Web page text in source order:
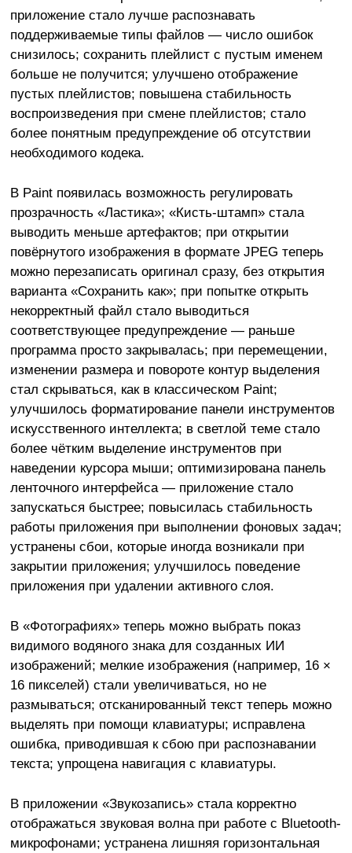
приложение стало лучше распознавать
поддерживаемые типы файлов — число ошибок
снизилось; сохранить плейлист с пустым именем
больше не получится; улучшено отображение
пустых плейлистов; повышена стабильность
воспроизведения при смене плейлистов; стало
более понятным предупреждение об отсутствии
необходимого кодека.
В Paint появилась возможность регулировать
прозрачность «Ластика»; «Кисть-штамп» стала
выводить меньше артефактов; при открытии
повёрнутого изображения в формате JPEG теперь
можно перезаписать оригинал сразу, без открытия
варианта «Сохранить как»; при попытке открыть
некорректный файл стало выводиться
соответствующее предупреждение — раньше
программа просто закрывалась; при перемещении,
изменении размера и повороте контур выделения
стал скрываться, как в классическом Paint;
улучшилось форматирование панели инструментов
искусственного интеллекта; в светлой теме стало
более чётким выделение инструментов при
наведении курсора мыши; оптимизирована панель
ленточного интерфейса — приложение стало
запускаться быстрее; повысилась стабильность
работы приложения при выполнении фоновых задач;
устранены сбои, которые иногда возникали при
закрытии приложения; улучшилось поведение
приложения при удалении активного слоя.
В «Фотографиях» теперь можно выбрать показ
видимого водяного знака для созданных ИИ
изображений; мелкие изображения (например, 16 ×
16 пикселей) стали увеличиваться, но не
размываться; отсканированный текст теперь можно
выделять при помощи клавиатуры; исправлена
ошибка, приводившая к сбою при распознавании
текста; упрощена навигация с клавиатуры.
В приложении «Звукозапись» стала корректно
отображаться звуковая волна при работе с Bluetooth-
микрофонами; устранена лишняя горизонтальная